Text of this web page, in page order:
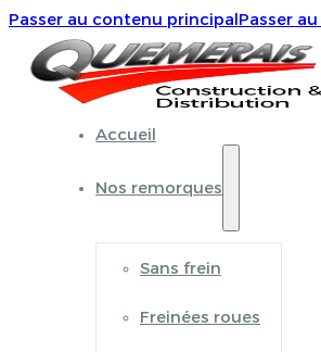
Passer au contenu principalPasser
Accueil
Nos remorques
Sans frein
Freinées roues